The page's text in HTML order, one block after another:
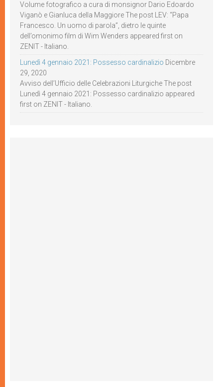
Volume fotografico a cura di monsignor Dario Edoardo
Viganò e Gianluca della Maggiore The post LEV: “Papa
Francesco. Un uomo di parola”, dietro le quinte
dell’omonimo film di Wim Wenders appeared first on
ZENIT - Italiano.
Lunedì 4 gennaio 2021: Possesso cardinalizio Dicembre
29, 2020
Avviso dell’Ufficio delle Celebrazioni Liturgiche The post
Lunedì 4 gennaio 2021: Possesso cardinalizio appeared
first on ZENIT - Italiano.